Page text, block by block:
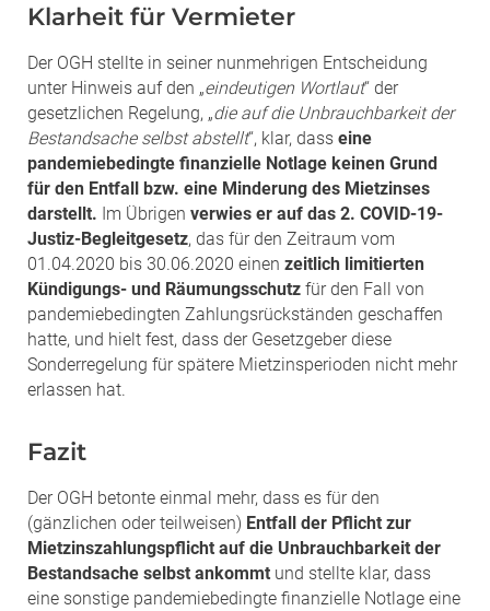
Klarheit für Vermieter
Der OGH stellte in seiner nunmehrigen Entscheidung
unter Hinweis auf den „eindeutigen Wortlaut“ der
gesetzlichen Regelung, „die auf die Unbrauchbarkeit der
Bestandsache selbst abstellt“, klar, dass eine
pandemiebedingte finanzielle Notlage keinen Grund
für den Entfall bzw. eine Minderung des Mietzinses
darstellt. Im Übrigen verwies er auf das 2. COVID-19-
Justiz-Begleitgesetz, das für den Zeitraum vom
01.04.2020 bis 30.06.2020 einen zeitlich limitierten
Kündigungs- und Räumungsschutz für den Fall von
pandemiebedingten Zahlungsrückständen geschaffen
hatte, und hielt fest, dass der Gesetzgeber diese
Sonderregelung für spätere Mietzinsperioden nicht mehr
erlassen hat.
Fazit
Der OGH betonte einmal mehr, dass es für den
(gänzlichen oder teilweisen) Entfall der Pflicht zur
Mietzinszahlungspflicht auf die Unbrauchbarkeit der
Bestandsache selbst ankommt und stellte klar, dass
eine sonstige pandemiebedingte finanzielle Notlage eine